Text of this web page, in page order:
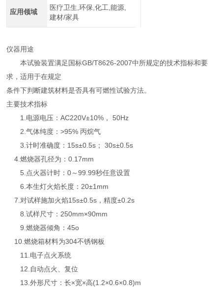
应用领域
医疗卫生,环保,化工,能源,
建材/家具
仪器用途
本试验装置满足国标GB/T8626-2007中所规定的技术指标和要
求，适用于在规定
条件下判断建筑材料是否具有可燃性试验方法。
主要技术指标
1.电源电压：AC220V±10%， 50Hz
2.气体纯度：>95% 丙烷气
3.计时准确度：15s±0.5s； 30s±0.5s
4.燃烧器孔径为：0.17mm
5.点火器计时：0～99.99秒任意设置
6.本生灯火焰长度：20±1mm
7.对试样施加火焰15s±0.5s，精度±0.2s
8.试样尺寸：250mm×90mm
9.燃烧器倾角：45o
10.燃烧箱材料为304不锈钢板
11.电子点火系统
12.自动点火、复位
13.外形尺寸：长×宽×高(1.2×0.6×0.8)m